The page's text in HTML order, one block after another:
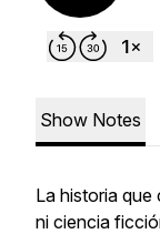
Show Notes
La historia
ni ciencia